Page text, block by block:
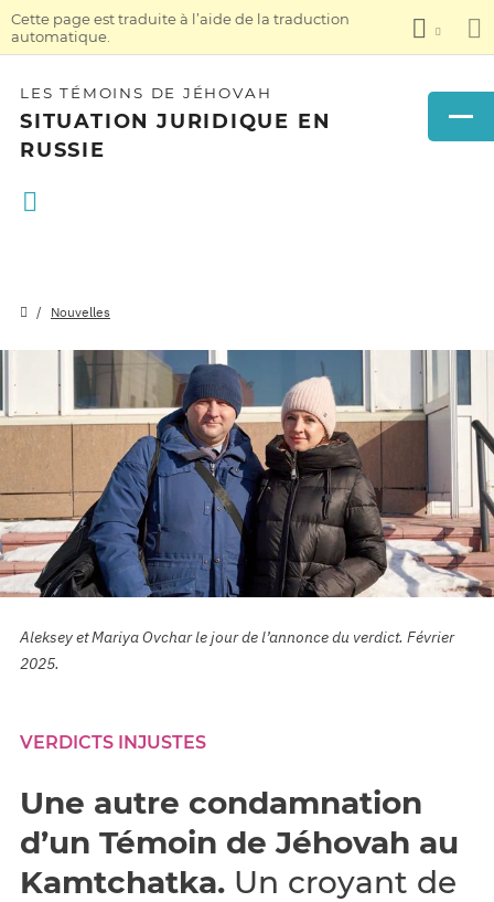
Cette page est traduite à l’aide de la traduction
automatique.
LES TÉMOINS DE JÉHOVAH
SITUATION JURIDIQUE EN
RUSSIE
Nouvelles
Aleksey et Mariya Ovchar le jour de l’annonce du verdict. Février
2025.
VERDICTS INJUSTES
Une autre condamnation
d’un Témoin de Jéhovah au
Kamtchatka. Un croyant de